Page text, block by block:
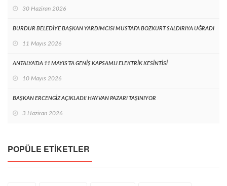
30 Haziran 2026
BURDUR BELEDİYE BAŞKAN YARDIMCISI MUSTAFA BOZKURT SALDIRIYA UĞRADI
11 Mayıs 2026
ANTALYA’DA 11 MAYIS’TA GENİŞ KAPSAMLI ELEKTRİK KESİNTİSİ
10 Mayıs 2026
BAŞKAN ERCENGİZ AÇIKLADI! HAYVAN PAZARI TAŞINIYOR
3 Haziran 2026
POPÜLE ETIKETLER